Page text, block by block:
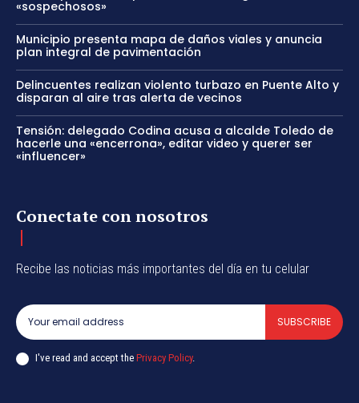
«sospechosos»
Municipio presenta mapa de daños viales y anuncia
plan integral de pavimentación
Delincuentes realizan violento turbazo en Puente Alto y
disparan al aire tras alerta de vecinos
Tensión: delegado Codina acusa a alcalde Toledo de
hacerle una «encerrona», editar video y querer ser
«influencer»
Conectate con nosotros
Recibe las noticias más importantes del día en tu celular
SUBSCRIBE
I've read and accept the Privacy Policy.